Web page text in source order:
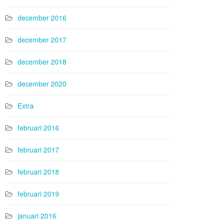
december 2016
december 2017
december 2018
december 2020
Extra
februari 2016
februari 2017
februari 2018
februari 2019
januari 2016